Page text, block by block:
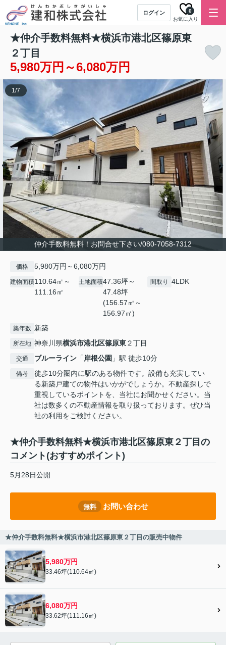
ログイン
お気に入り
0
★仲介手数料無料★横浜市港北区篠原東
２丁目
5,980万円～6,080万円
仲介手数料無料！お問合せ下さい/080-7058-7312
1/7
価格 5,980万円～6,080万円
建物面積110.64㎡～
111.16㎡
土地面積47.36坪～
47.48坪
(156.57㎡～
156.97㎡)
間取り 4LDK
築年数 新築
所在地 神奈川県横浜市港北区篠原東２丁目
交通 ブルーライン 「岸根公園 」駅 徒歩10分
備考
徒歩10分圏内に駅のある物件です。設備も充実してい
る新築戸建ての物件はいかがでしょうか。不動産探しで
重視しているポイントを、当社にお聞かせください。当
社は数多くの不動産情報を取り扱っております。ぜひ当
社の利用をご検討ください。
★仲介手数料無料★横浜市港北区篠原東２丁目の
コメント(おすすめポイント)
5月28日公開
無料 お問い合わせ
★仲介手数料無料★横浜市港北区篠原東２丁目の販売中物件
5,980万円
33.46坪(110.64㎡)
6,080万円
33.62坪(111.16㎡)